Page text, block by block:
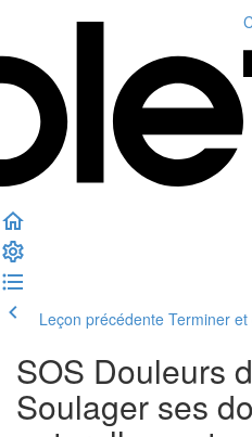
Leçon précédente Terminer
SOS Douleurs
Soulager ses